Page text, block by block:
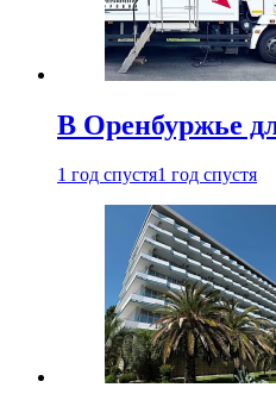
В Оренбуржье
1 год спустя1 год спустя